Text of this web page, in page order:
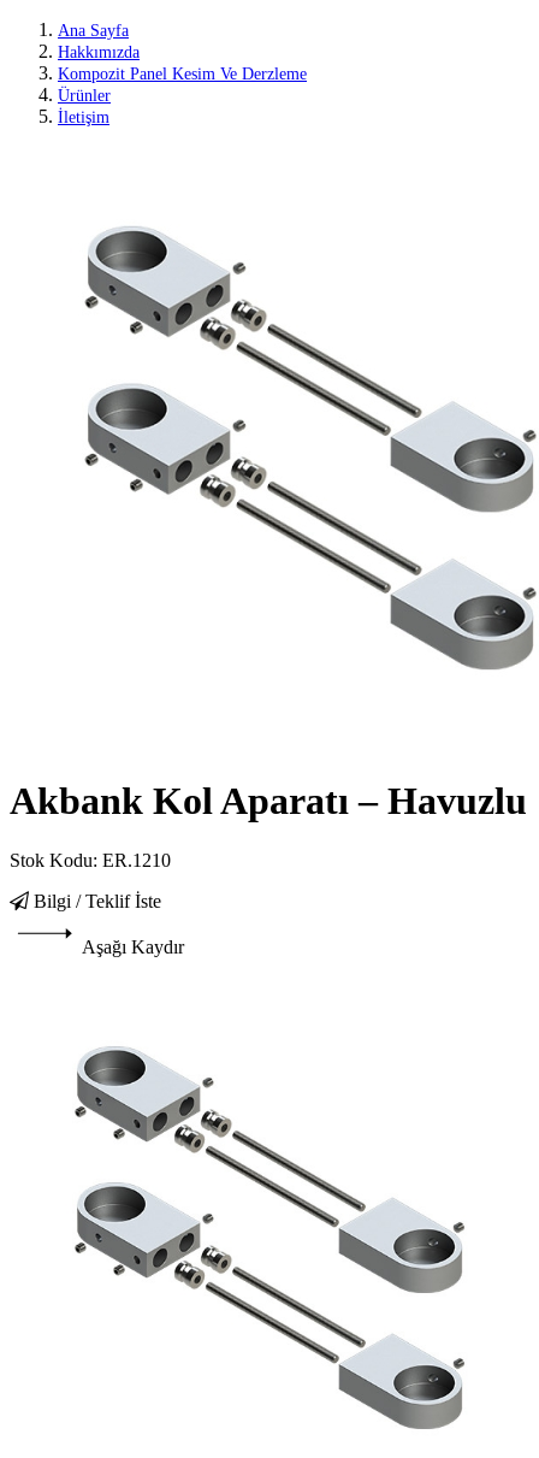
Ana Sayfa
Hakkımızda
Kompozit Panel Kesim Ve Derzleme
Ürünler
İletişim
Akbank Kol Aparatı – Havuzlu
Stok Kodu: ER.1210
Bilgi / Teklif İste
Aşağı Kaydır